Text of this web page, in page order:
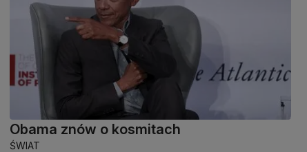
Obama znów o kosmitach
ŚWIAT